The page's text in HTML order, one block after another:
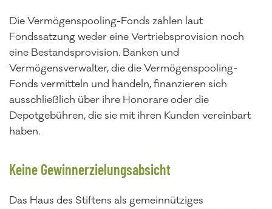
Die Vermögenspooling-Fonds zahlen laut
Fondssatzung weder eine Vertriebsprovision noch
eine Bestandsprovision. Banken und
Vermögensverwalter, die die Vermögenspooling-
Fonds vermitteln und handeln, finanzieren sich
ausschließlich über ihre Honorare oder die
Depotgebühren, die sie mit ihren Kunden vereinbart
haben.
Keine Gewinnerzielungsabsicht
Das Haus des Stiftens als gemeinnütziges